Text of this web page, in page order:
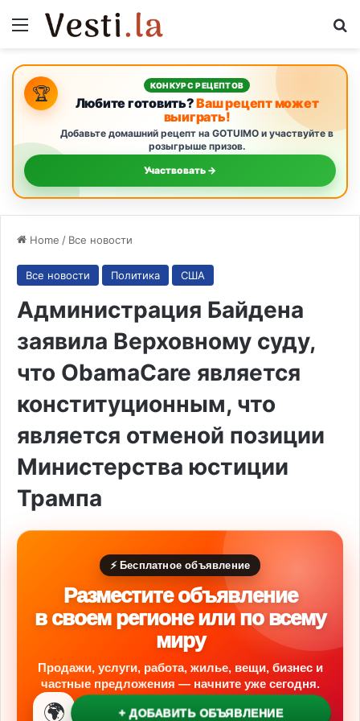
Menu
🏆 КОНКУРС РЕЦЕПТОВ
Любите готовить?Ваш рецепт может
выиграть!
Добавьте домашний рецепт на GOTUIMO и участвуйте в
розыгрыше призов.
Участвовать →
Home / Все новости
Все новости Политика США
Администрация Байдена
заявила Верховному суду,
что ObamaCare является
конституционным, что
является отменой позиции
Министерства юстиции
Трампа
⚡ Бесплатное объявление
Разместите объявление
в своем регионе или по всему
миру
Продажи, услуги, работа, жилье, вещи, бизнес и
частные предложения — начните уже сегодня.
🌍 + ДОБАВИТЬ ОБЪЯВЛЕНИЕ